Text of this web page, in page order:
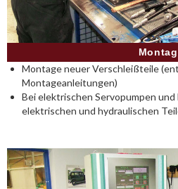
Montage neuer Verschleißteile
Montageanleitungen)
Bei elektrischen Servopumpen
elektrischen und hydraulischen